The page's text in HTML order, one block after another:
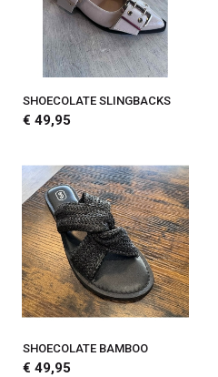
SHOECOLATE SLINGBACKS
€ 49,95
SHOECOLATE BAMBOO
€ 49,95